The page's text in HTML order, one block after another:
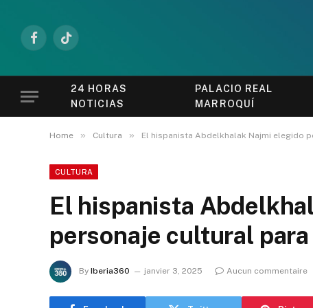
FacebookTikTok
24 HORAS
NOTICIAS
PALACIO REAL
MARROQUÍ
Home » Cultura » El hispanista Abdelkhalak Najmi elegido
CULTURA
El hispanista
personaje cultural
By Iberia360 janvier 3, 2025 Aucun commentaire